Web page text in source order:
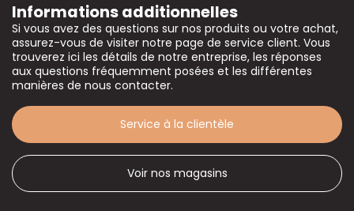
Informations additionnelles
Si vous avez des questions sur nos produits ou votre achat,
assurez-vous de visiter notre page de service client. Vous
trouverez ici les détails de notre entreprise, les réponses
aux questions fréquemment posées et les différentes
manières de nous contacter.
Service à la clientèle
Voir nos magasins